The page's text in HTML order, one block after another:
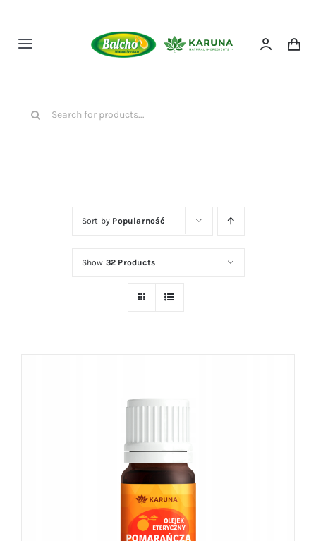
zawartości
Toggle
Szukaj
Sort by Popularność
Show 32 Products